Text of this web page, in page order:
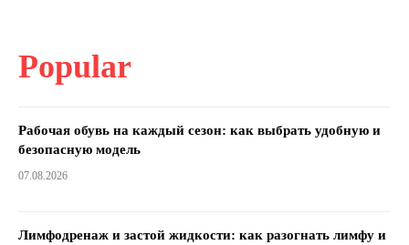
Popular
Рабочая обувь на каждый сезон: как выбрать удобную и
безопасную модель
07.08.2026
Лимфодренаж и застой жидкости: как разогнать лимфу и